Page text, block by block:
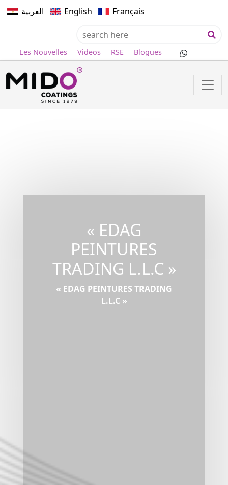
العربية English Français
Les Nouvelles Videos RSE Blogues
« EDAG
PEINTURES
TRADING L.L.C »
« EDAG PEINTURES TRADING
L.L.C »